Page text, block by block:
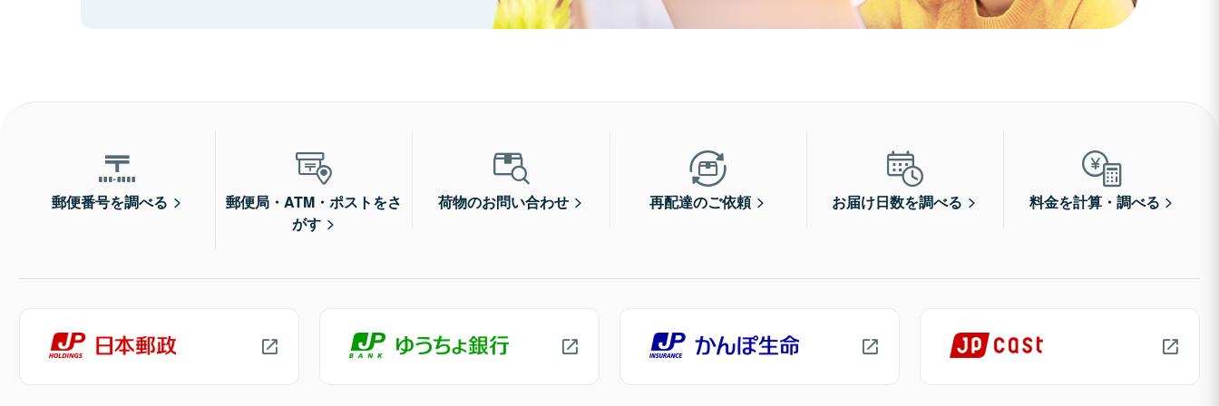
郵便番号を調べる
郵便局・ATM・ポストをさ
がす
荷物のお問い合わせ 再配達のご依頼 お届け日数を調べる 料金を計算・調べる